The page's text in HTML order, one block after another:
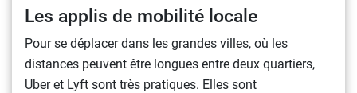
Les applis de mobilité locale
Pour se déplacer dans les grandes villes, où les
distances peuvent être longues entre deux quartiers,
Uber et Lyft sont très pratiques. Elles sont